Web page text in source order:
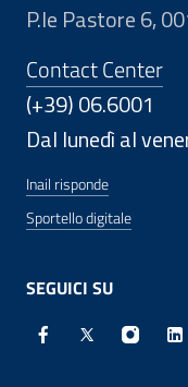
P.le Pastore 6,
Contact Center
(+39) 06.6001
Dal lunedì al
Inail risponde
Sportello digitale
SEGUICI SU
Facebook - Sito
X - Sito